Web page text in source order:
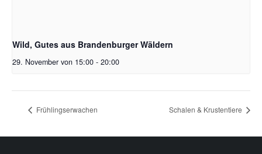
Wild, Gutes aus Brandenburger Wäldern
29. November von 15:00 - 20:00
Frühlingserwachen Schalen & Krustentiere